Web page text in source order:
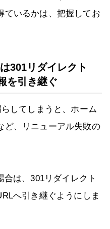
ているかは、把握してお
301リダイレクト
を引き継ぐ
してしまうと、ホーム
ど、リニューアル失敗の
は、301リダイレクト
へ引き継ぐようにしま